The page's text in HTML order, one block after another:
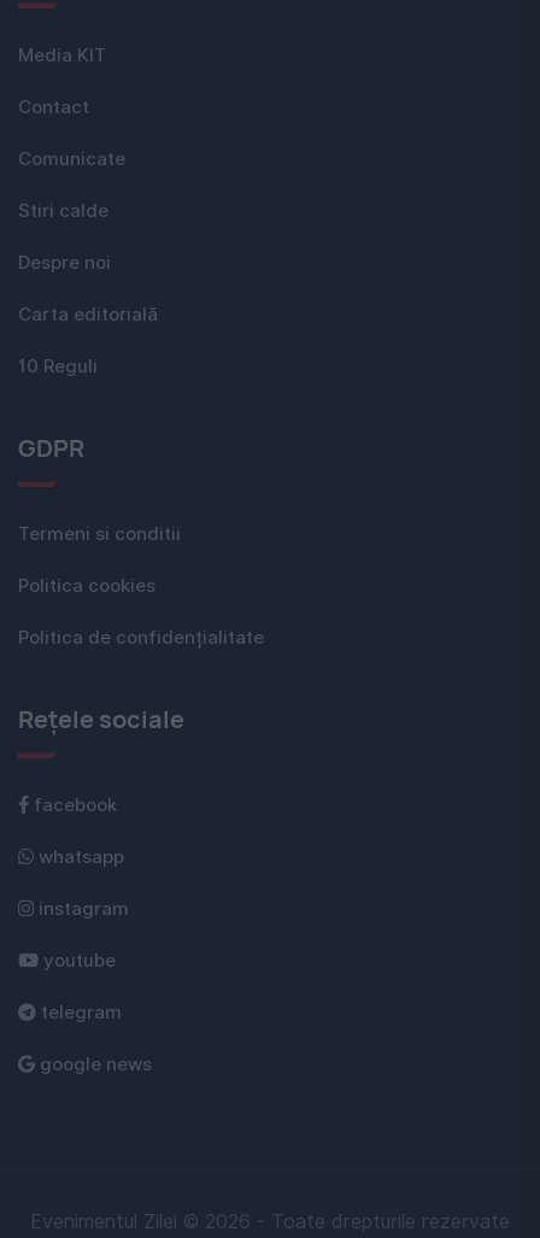
Media KIT
Contact
Comunicate
Stiri calde
Despre noi
Carta editorială
10 Reguli
GDPR
Termeni si conditii
Politica cookies
Politica de confidențialitate
Rețele sociale
facebook
whatsapp
instagram
youtube
telegram
google news
Evenimentul Zilei © 2026 - Toate drepturile rezervate